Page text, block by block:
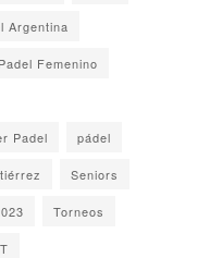
Argentina
Padel Femenino
Padel pádel
Seniors
Torneos